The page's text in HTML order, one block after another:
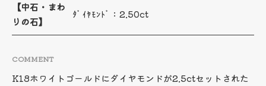
【中石・まわ
りの石】
ﾀﾞｲﾔﾓﾝﾄﾞ：2.50ct
COMMENT
K18ホワイトゴールドにダイヤモンドが2.5ctセットされた